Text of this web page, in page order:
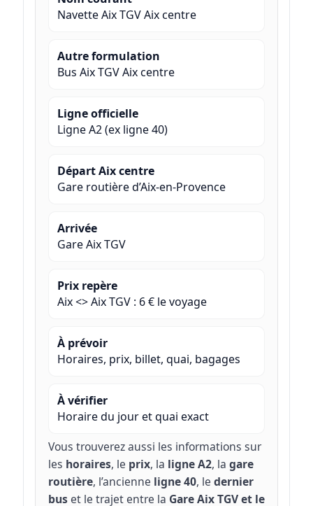
Navette Aix TGV Aix centre
Autre formulation
Bus Aix TGV Aix centre
Ligne officielle
Ligne A2 (ex ligne 40)
Départ Aix centre
Gare routière d’Aix-en-Provence
Arrivée
Gare Aix TGV
Prix repère
Aix <> Aix TGV : 6 € le voyage
À prévoir
Horaires, prix, billet, quai, bagages
À vérifier
Horaire du jour et quai exact
Vous trouverez aussi les informations sur
les horaires, le prix, la ligne A2, la gare
routière, l’ancienne ligne 40, le dernier
buset le trajet entre la Gare Aix TGV et le